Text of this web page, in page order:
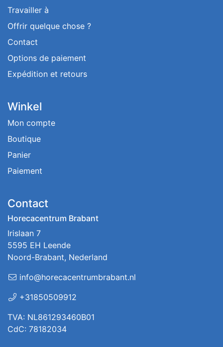
Travailler à
Offrir quelque chose ?
Contact
Options de paiement
Expédition et retours
Winkel
Mon compte
Boutique
Panier
Paiement
Contact
Horecacentrum Brabant
Irislaan 7
5595 EH Leende
Noord-Brabant, Nederland
info@horecacentrumbrabant.nl
+31850509912
TVA: NL861293460B01
CdC: 78182034